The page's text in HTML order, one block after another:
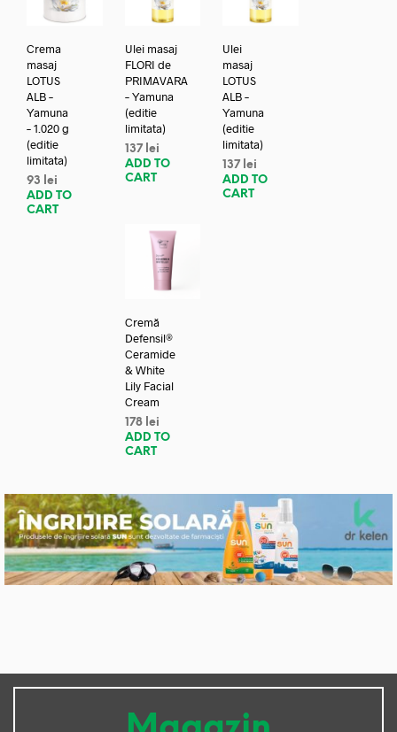
Crema
masaj
LOTUS
ALB –
Yamuna
– 1.020 g
(editie
limitata)
93
lei
ADD TO
CART
Ulei masaj
FLORI de
PRIMAVARA
– Yamuna
(editie
limitata)
137 lei
ADD TO
CART
Ulei
masaj
LOTUS
ALB –
Yamuna
(editie
limitata)
137 lei
ADD TO
CART
Cremă
Defensil®
Ceramide
& White
Lily Facial
Cream
178 lei
ADD TO
CART